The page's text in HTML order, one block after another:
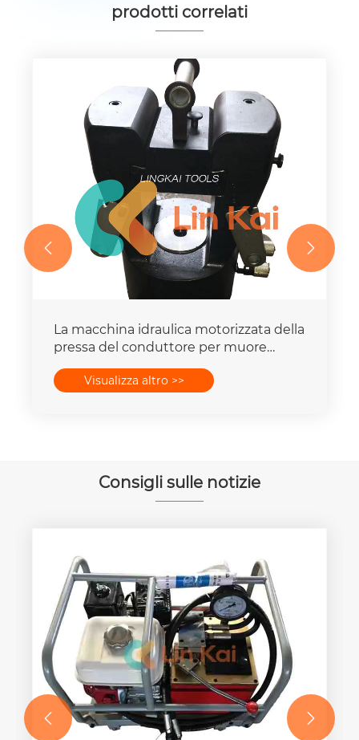
prodotti correlati
La macchina idraulica motorizzata della
pressa del conduttore per muore
400mm2 degli insiemi 25T-300T
Visualizza altro >>
 
Consigli sulle notizie
 